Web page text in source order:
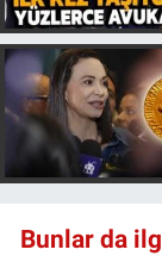
Bunlar da